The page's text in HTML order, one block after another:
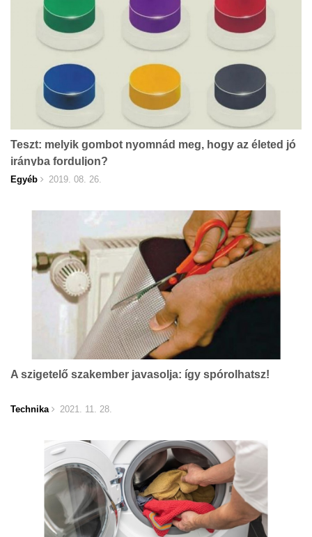
Teszt: melyik gombot nyomnád meg, hogy az életed jó
irányba forduljon?
Egyéb 2019. 08. 26.
A szigetelő szakember javasolja: így spórolhatsz!
Technika 2021. 11. 28.